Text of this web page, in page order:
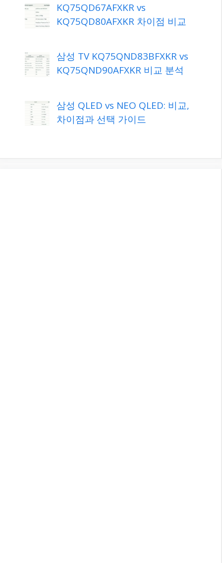
KQ75QD67AFXKR vs
KQ75QD80AFXKR 차이점 비교
삼성 TV KQ75QND83BFXKR vs
KQ75QND90AFXKR 비교 분석
삼성 QLED vs NEO QLED: 비교,
차이점과 선택 가이드